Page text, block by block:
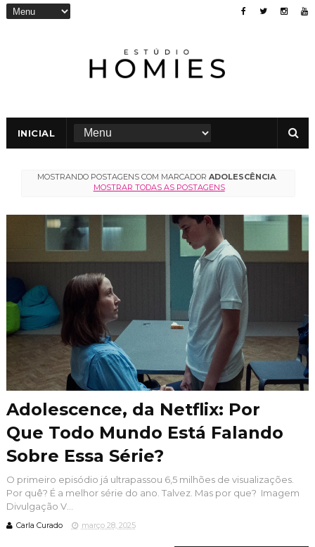
INICIAL
MOSTRANDO POSTAGENS COM MARCADORADOLESCÊNCIA.
MOSTRAR TODAS AS POSTAGENS
Adolescence, da Netflix: Por
Que Todo Mundo Está Falando
Sobre Essa Série?
O primeiro episódio já ultrapassou 6,5 milhões de visualizações.
Por quê? É a melhor série do ano. Talvez. Mas por que? Imagem
Divulgação V...
Carla Curado março 28, 2025